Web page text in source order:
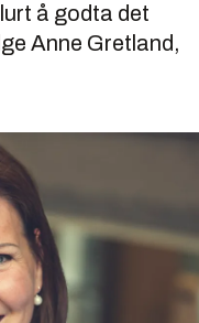
å godta det
Anne Gretland,